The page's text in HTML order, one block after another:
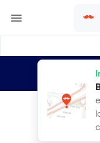
envíos